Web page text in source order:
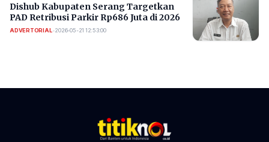
Dishub Kabupaten Serang Targetkan
PAD Retribusi Parkir Rp686 Juta di 2026 ​
ADVERTORIAL•2026-05-21 12:53:00